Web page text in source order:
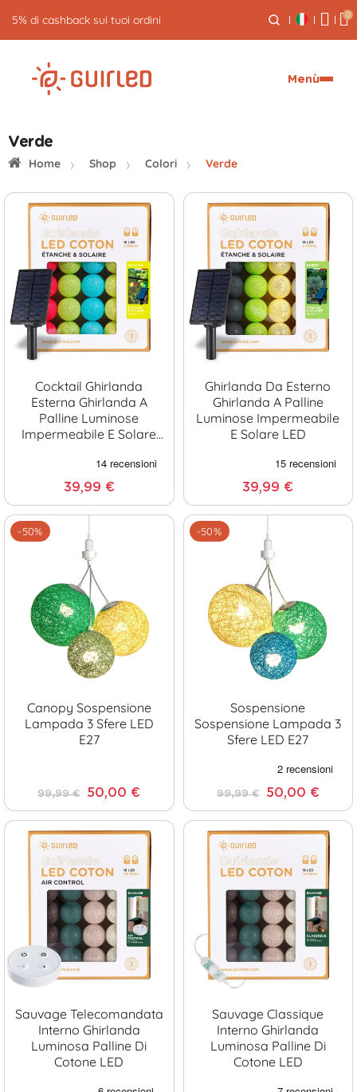
Reso gratuito entro 30 giorni 0
Menù
Verde
Home Shop Colori Verde
Cocktail Ghirlanda
Esterna Ghirlanda A
Palline Luminose
Impermeabile E Solare
39,99 €
Ghirlanda Da Esterno
Ghirlanda A Palline
Luminose Impermeabile
E Solare LED
39,99 €
-50%
Canopy Sospensione
Lampada 3 Sfere LED
E27
99,99 € 50,00 €
-50%
Sospensione
Sospensione Lampada 3
Sfere LED E27
99,99 € 50,00 €
Sauvage Telecomandata
Interno Ghirlanda
Luminosa Palline Di
Cotone LED
Sauvage Classique
Interno Ghirlanda
Luminosa Palline Di
Cotone LED